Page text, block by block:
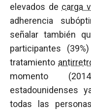
elevados de carga
adherencia
señalar también
participantes
tratamiento
momento
estadounidenses
todas las